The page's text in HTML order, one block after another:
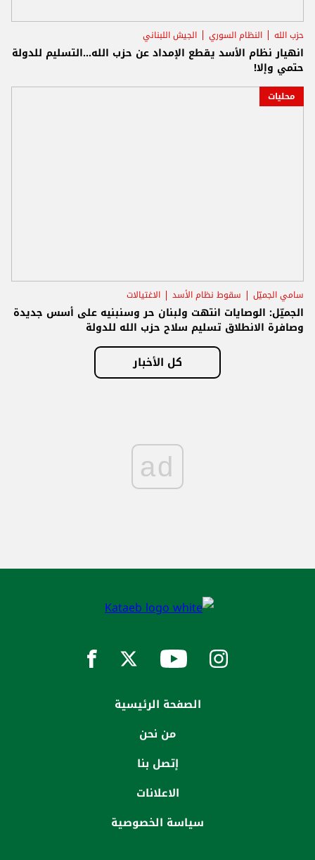
حزب الله النظام السوري الجيش اللبناني
انهيار نظام الأسد يقطع الإمداد عن حزب الله...التسليم للدولة
حتمي وإلا!
محليات
سامي الجميّل سقوط نظام الأسد الاغتيالات
الجميّل: الوصايات انتهت ولبنان حر وسنبنيه على أسس جديدة
وصافرة الانطلاق تسليم سلاح حزب الله للدولة
كل الأخبار
ad
الصفحة الرئيسية
من نحن
إتصل بنا
الاعلانات
سياسة الخصوصية